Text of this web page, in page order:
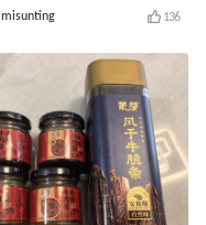
misunting 136